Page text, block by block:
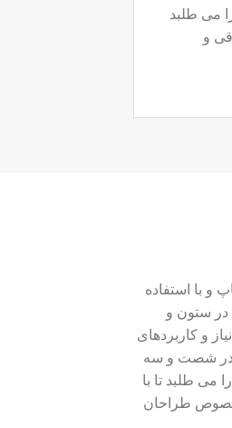
می طلبد
و
و با استفاده
در ستون و
و کاربردهای
در شصت و سه
می طلبد تا با
طراحان